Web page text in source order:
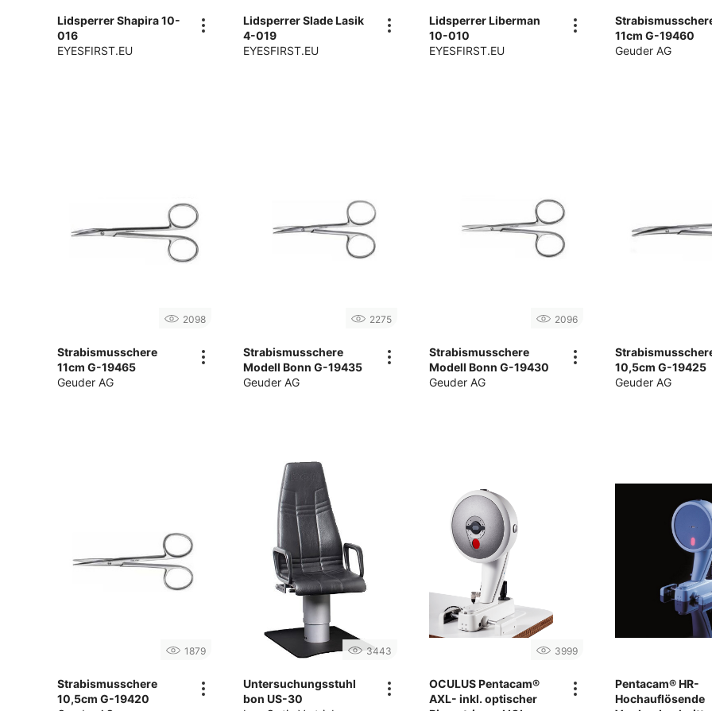
Lidsperrer Shapira 10-
016
EYESFIRST.EU
Lidsperrer Slade Lasik
4-019
EYESFIRST.EU
Lidsperrer Liberman
10-010
EYESFIRST.EU
11cm G-19460
Geuder AG
2098
Strabismusschere
11cm G-19465
Geuder AG
2275
Strabismusschere
Modell Bonn G-19435
Geuder AG
2096
Strabismusschere
Modell Bonn G-19430
Geuder AG
10,5cm G-19425
Geuder AG
1879
Strabismusschere
10,5cm G-19420
3443
Untersuchungsstuhl
bon US-30
3999
OCULUS Pentacam®
AXL- inkl. optischer
Pentacam® HR-
Hochauflösende